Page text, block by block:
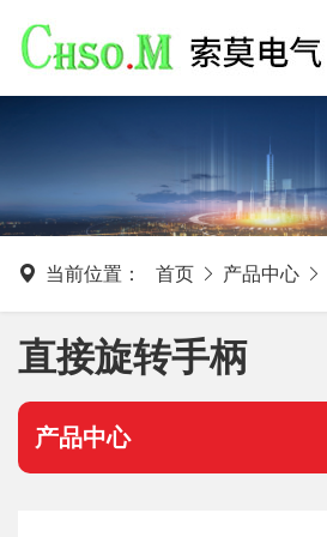
当前位置： 首页 产品中心
直接旋转手柄
产品中心